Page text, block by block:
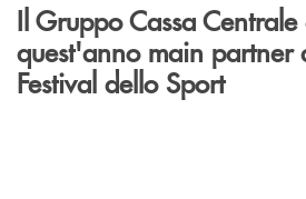
Il Gruppo Cassa
quest'anno main partner
Festival dello Sport